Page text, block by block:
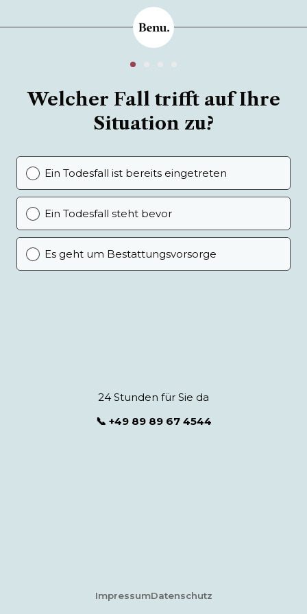
Welcher Fall trifft auf Ihre
Situation zu?
Ein Todesfall ist bereits eingetreten
Ein Todesfall steht bevor
Es geht um Bestattungsvorsorge
24 Stunden für Sie da
📞 +49 89 89 67 4544
ImpressumDatenschutz